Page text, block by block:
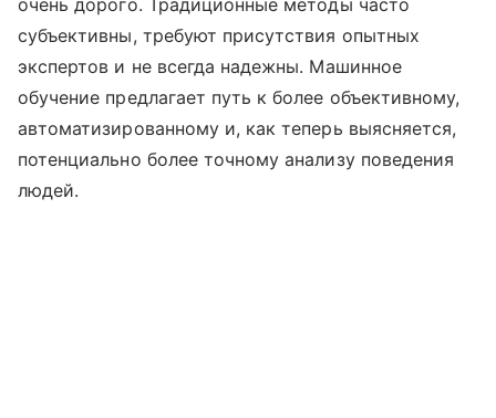
очень дорого. Традиционные методы часто
субъективны, требуют присутствия опытных
экспертов и не всегда надежны. Машинное
обучение предлагает путь к более объективному,
автоматизированному и, как теперь выясняется,
потенциально более точному анализу поведения
людей.